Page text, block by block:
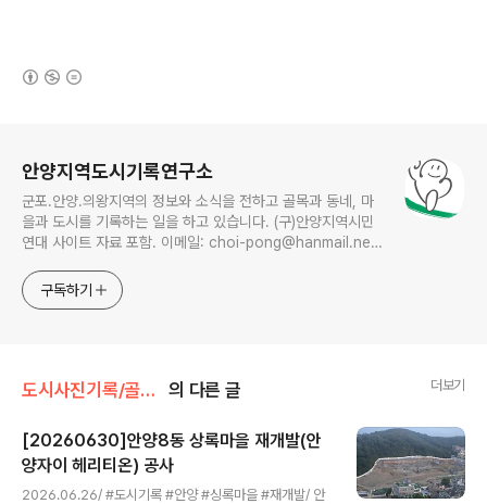
안양지역도시기록연구소
군포.안양.의왕지역의 정보와 소식을 전하고 골목과 동네, 마
을과 도시를 기록하는 일을 하고 있습니다. (구)안양지역시민
연대 사이트 자료 포함. 이메일: choi-pong@hanmail.net
구독하기
도시사진기록/골목풍경 의 다른 글 더보기
[20260630]안양8동 상록마을 재개발(안
양자이 헤리티온) 공사
2026.06.26/ #도시기록 #안양 #싱록마을 #재개발/ 안